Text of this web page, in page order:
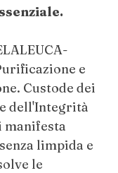
e
Custode dei
dell'Integrità
manifesta
limpida e
le